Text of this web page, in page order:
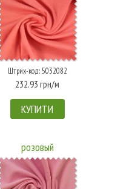
Штрих-код: 5032082
232.93 грн/м
КУПИТИ
розовый